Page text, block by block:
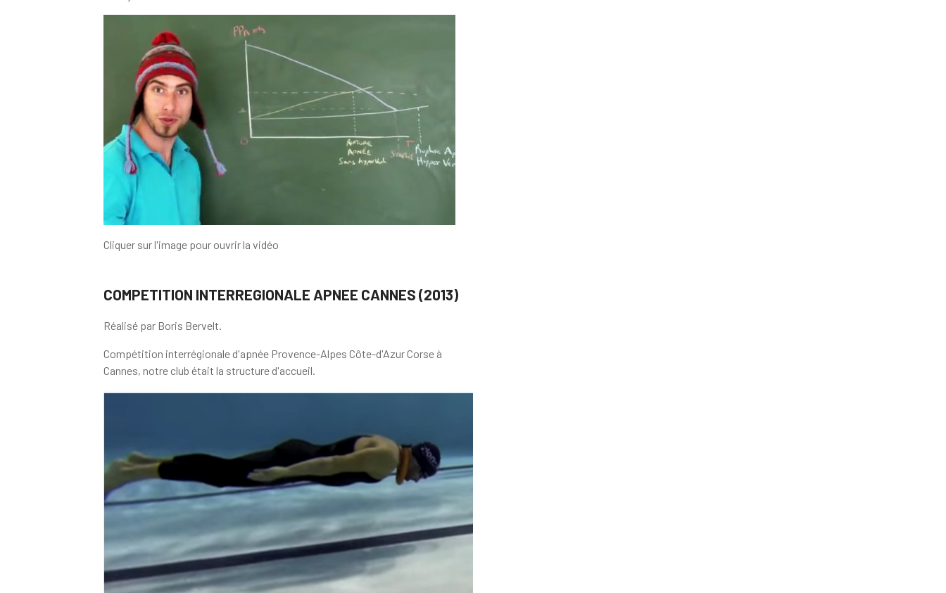
Cliquer sur l'image pour ouvrir la vidéo
COMPETITION INTERREGIONALE APNEE CANNES (2013)
Réalisé par Boris Bervelt.
Compétition interrégionale d'apnée Provence-Alpes Côte-d'Azur Corse à
Cannes, notre club était la structure d'accueil.